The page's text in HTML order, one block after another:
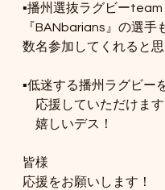
▪️播州選抜ラグビーteam
『BANbarians』の選手
数名参加してくれると思
▪️低迷する播州ラグビー
応援していただけます
嬉しいデス！
皆様
応援をお願いします！